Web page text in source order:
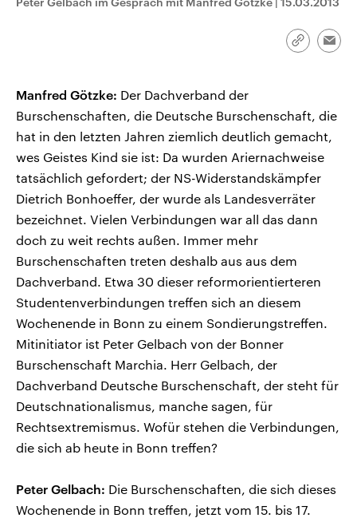
Sendungen Programm Podcasts
Link
Manfred Götzke: Der Dachverband der
Burschenschaften, die Deutsche Burschenschaft, die
hat in den letzten Jahren ziemlich deutlich gemacht,
wes Geistes Kind sie ist: Da wurden Ariernachweise
tatsächlich gefordert; der NS-Widerstandskämpfer
Dietrich Bonhoeffer, der wurde als Landesverräter
bezeichnet. Vielen Verbindungen war all das dann
doch zu weit rechts außen. Immer mehr
Burschenschaften treten deshalb aus aus dem
Dachverband. Etwa 30 dieser reformorientierteren
Studentenverbindungen treffen sich an diesem
Wochenende in Bonn zu einem Sondierungstreffen.
Mitinitiator ist Peter Gelbach von der Bonner
Burschenschaft Marchia. Herr Gelbach, der
Dachverband Deutsche Burschenschaft, der steht für
Deutschnationalismus, manche sagen, für
Rechtsextremismus. Wofür stehen die Verbindungen,
die sich ab heute in Bonn treffen?
Peter Gelbach: Die Burschenschaften, die sich dieses
Wochenende in Bonn treffen, jetzt vom 15. bis 17.